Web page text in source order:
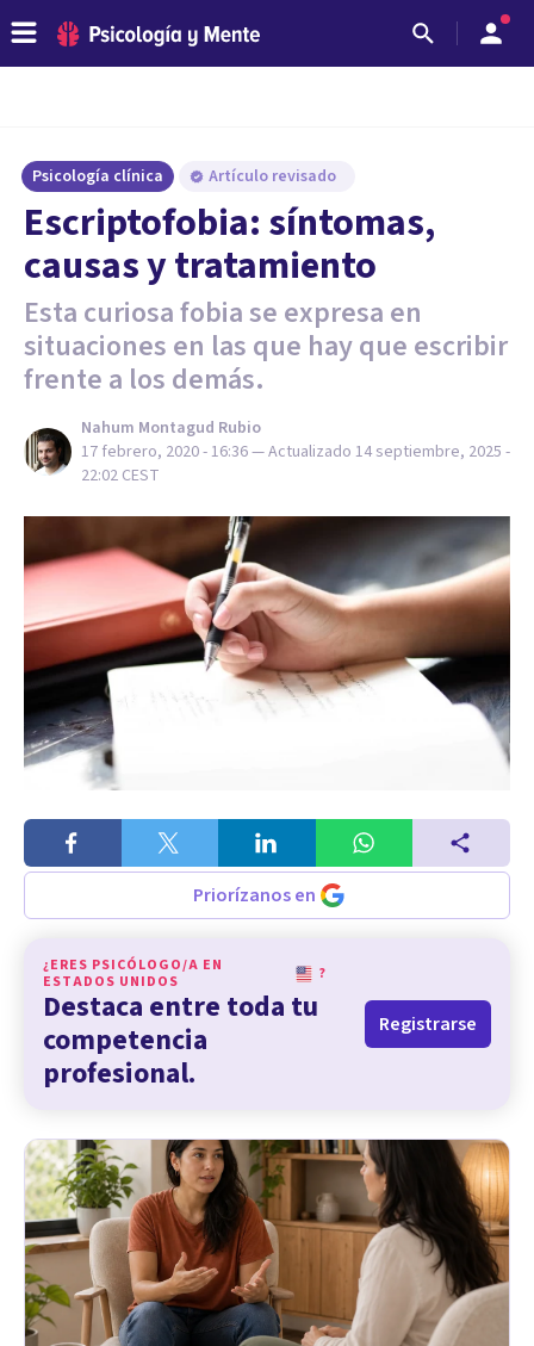
Psicología clínica Artículo revisado
Escriptofobia: síntomas,
causas y tratamiento
Esta curiosa fobia se expresa en
situaciones en las que hay que escribir
frente a los demás.
Nahum Montagud Rubio
17 febrero, 2020 - 16:36— Actualizado 14 septiembre, 2025 -
22:02 CEST
Priorízanos en
¿ERES PSICÓLOGO/A EN
ESTADOS UNIDOS
?
Destaca entre toda tu
competencia
profesional.
Registrarse